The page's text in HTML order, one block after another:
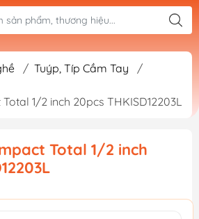
/ Tuýp, Típ Cầm Tay
/
1/2 inch 20pcs THKISD12203L
Total 1/2 inch